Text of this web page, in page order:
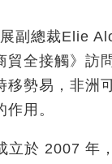
副總裁Elie
貿全接觸》訪
勢易，非洲
用。
立於 2007 年